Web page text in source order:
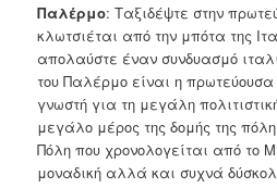
Παλέρμο: Ταξιδέψτε στην
κλωτσιέται από την μπότα της
απολαύστε έναν συνδυασμό
του Παλέρμο είναι η πρωτεύουσα
γνωστή για τη μεγάλη
μεγάλο μέρος της δομής της
Πόλη που χρονολογείται από το
μοναδική αλλά και συχνά